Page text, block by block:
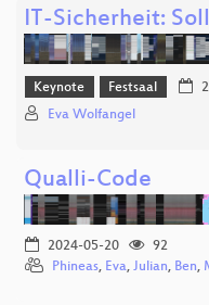
IT-Sicherheit:
Keynote Festsaal
Eva Wolfangel
Qualli-Code
2024-05-20
92
Phineas, Eva, Julian, Ben,